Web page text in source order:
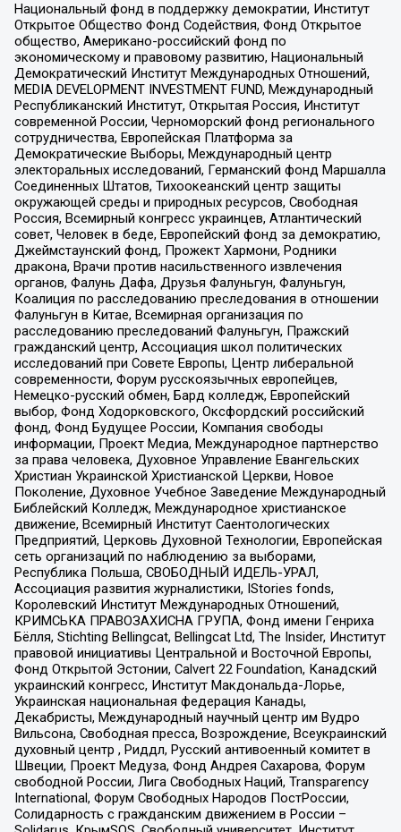
Национальный фонд в поддержку демократии, Институт
Открытое Общество Фонд Содействия, Фонд Открытое
общество, Американо-российский фонд по
экономическому и правовому развитию, Национальный
Демократический Институт Международных Отношений,
MEDIA DEVELOPMENT INVESTMENT FUND, Международный
Республиканский Институт, Открытая Россия, Институт
современной России, Черноморский фонд регионального
сотрудничества, Европейская Платформа за
Демократические Выборы, Международный центр
электоральных исследований, Германский фонд Маршалла
Соединенных Штатов, Тихоокеанский центр защиты
окружающей среды и природных ресурсов, Свободная
Россия, Всемирный конгресс украинцев, Атлантический
совет, Человек в беде, Европейский фонд за демократию,
Джеймстаунский фонд, Прожект Хармони, Родники
дракона, Врачи против насильственного извлечения
органов, Фалунь Дафа, Друзья Фалуньгун, Фалуньгун,
Коалиция по расследованию преследования в отношении
Фалуньгун в Китае, Всемирная организация по
расследованию преследований Фалуньгун, Пражский
гражданский центр, Ассоциация школ политических
исследований при Совете Европы, Центр либеральной
современности, Форум русскоязычных европейцев,
Немецко-русский обмен, Бард колледж, Европейский
выбор, Фонд Ходорковского, Оксфордский российский
фонд, Фонд Будущее России, Компания свободы
информации, Проект Медиа, Международное партнерство
за права человека, Духовное Управление Евангельских
Христиан Украинской Христианской Церкви, Новое
Поколение, Духовное Учебное Заведение Международный
Библейский Колледж, Международное христианское
движение, Всемирный Институт Саентологических
Предприятий, Церковь Духовной Технологии, Европейская
сеть организаций по наблюдению за выборами,
Республика Польша, СВОБОДНЫЙ ИДЕЛЬ-УРАЛ,
Ассоциация развития журналистики, IStories fonds,
Королевский Институт Международных Отношений,
КРИМСЬКА ПРАВОЗАХИСНА ГРУПА, Фонд имени Генриха
Бёлля, Stichting Bellingcat, Bellingcat Ltd, The Insider, Институт
правовой инициативы Центральной и Восточной Европы,
Фонд Открытой Эстонии, Calvert 22 Foundation, Канадский
украинский конгресс, Институт Макдональда-Лорье,
Украинская национальная федерация Канады,
Декабристы, Международный научный центр им Вудро
Вильсона, Свободная пресса, Возрождение, Всеукраинский
духовный центр , Риддл, Русский антивоенный комитет в
Швеции, Проект Медуза, Фонд Андрея Сахарова, Форум
свободной России, Лига Свободных Наций, Transparеncy
International, Форум Свободных Народов ПостРоссии,
Солидарность с гражданским движением в России –